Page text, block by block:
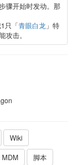
骤开始时发动。那
只「青眼白龙 」特
攻击。
Wiki
MDM 脚本